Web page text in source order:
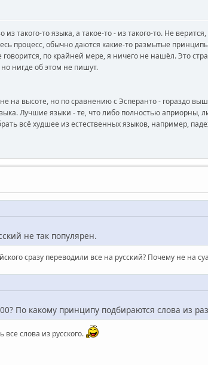
такого-то языка, а такое-то - из такого-то. Не
процесс, обычно даются какие-то размытые
по крайней мере, я ничего не нашёл. Это
нигде об этом не пишут.
на высоте, но по сравнению с Эсперанто - гораздо
Лучшие языки - те, что либо полностью
всё худшее из естественных языков, например,
не так популярен.
сразу переводили все на русский? Почему не на
По какому принципу подбираются слова из
все слова из русского.